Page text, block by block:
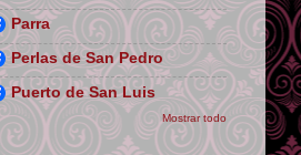
Parra
Perlas de San Pedro
Puerto de San Luis
Mostrar todo